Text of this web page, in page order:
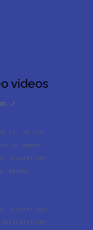
videos
/
ut, eu vix
ut magna
dissentiunt
Animal
diceret duo
delicatissimi.